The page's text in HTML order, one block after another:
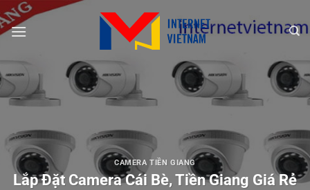
Chuyển
đến
dung
CAMERA TIỀN GIANG
Lắp Đặt Camera Cái Bè, Tiền Giang Giá Rẻ